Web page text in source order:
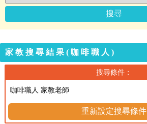
家教搜尋結果(咖啡職人)
搜尋條件：
咖啡職人 家教老師
重新設定搜尋條件